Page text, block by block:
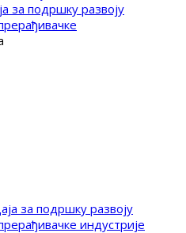
за подршку развоју
за подршку развоју
индустрије